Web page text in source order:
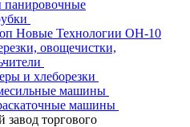
панировочные
Новые Технологии ОН-10
овощечистки,
и хлеборезки
машины
машины
завод торгового